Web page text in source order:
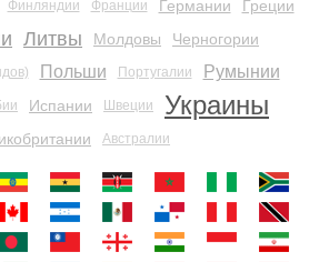
Финляндии Франции Германии
Греции
Литвы Молдовы Черногории
Польши Португалии Румынии
Испании Швеции Украины
Австралии